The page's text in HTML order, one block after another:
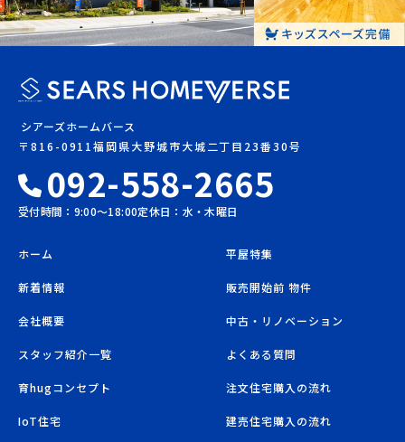
シアーズホームバース
〒816-0911福岡県大野城市大城二丁目23番30号
092-558-2665
受付時間：9:00〜18:00定休日：水・木曜日
ホーム
新着情報
会社概要
スタッフ紹介一覧
育hugコンセプト
IoT住宅
平屋特集
販売開始前 物件
中古・リノベーション
よくある質問
注文住宅購入の流れ
建売住宅購入の流れ